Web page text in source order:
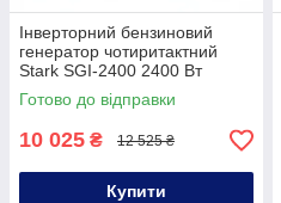
Інверторний бензиновий
генератор чотиритактний
Stark SGI-2400 2400 Вт
генератор для заміського
будинку портативний
Готово до відправки
10 025 ₴ 12 525 ₴
Купити